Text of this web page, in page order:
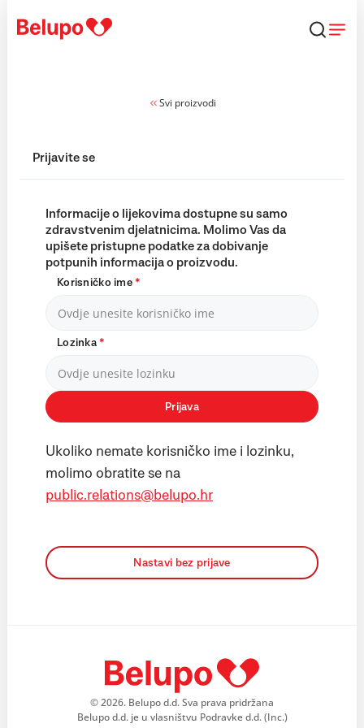
Svi proizvodi
Prijavite se
Informacije o lijekovima dostupne su samo
zdravstvenim djelatnicima. Molimo Vas da
upišete pristupne podatke za dobivanje
potpunih informacija o proizvodu.
Korisničko ime*
Lozinka*
Prijava
Ukoliko nemate korisničko ime i lozinku,
molimo obratite se na
public.relations@belupo.hr
Nastavi bez prijave
© 2026. Belupo d.d. Sva prava pridržana
Belupo d.d. je u vlasništvu Podravke d.d. (Inc.)